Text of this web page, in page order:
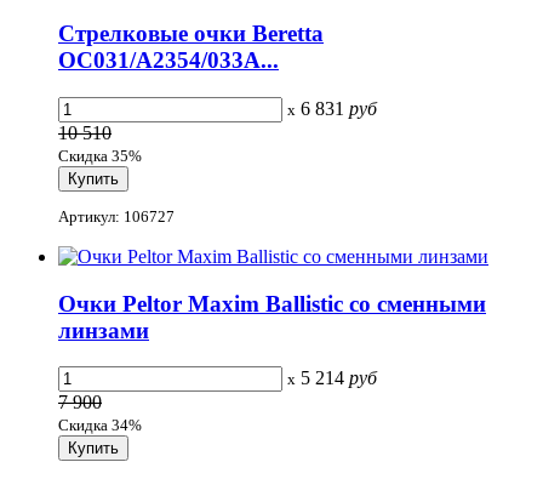
Стрелковые очки Beretta
OC031/A2354/033A...
x 6 831 руб
10 510
Скидка 35%
Артикул: 106727
Очки Peltor Maxim Ballistic со сменными
линзами
x 5 214 руб
7 900
Скидка 34%